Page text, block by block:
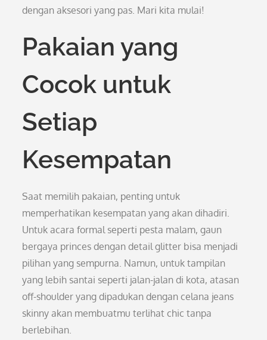
dengan aksesori yang pas. Mari kita mulai!
Pakaian yang
Cocok untuk
Setiap
Kesempatan
Saat memilih pakaian, penting untuk
memperhatikan kesempatan yang akan dihadiri.
Untuk acara formal seperti pesta malam, gaun
bergaya princes dengan detail glitter bisa menjadi
pilihan yang sempurna. Namun, untuk tampilan
yang lebih santai seperti jalan-jalan di kota, atasan
off-shoulder yang dipadukan dengan celana jeans
skinny akan membuatmu terlihat chic tanpa
berlebihan.